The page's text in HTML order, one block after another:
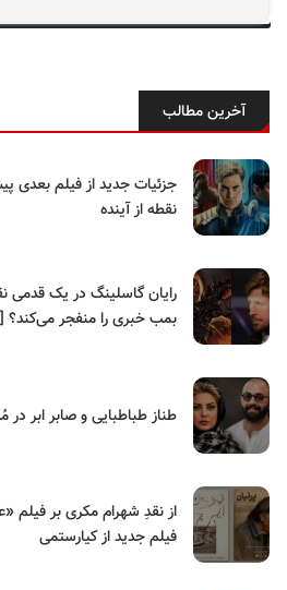
آخرین مطالب
جزئیات جدید از فیلم بعدی
نقطه از آینده
رایان گاسلینگ در یک
بمب خبری را منفجر می‌کند؟
طناز طباطبایی و صابر ابر
از نقدِ شهرام مکری بر فیلم
فیلم جدید از کیارستمی